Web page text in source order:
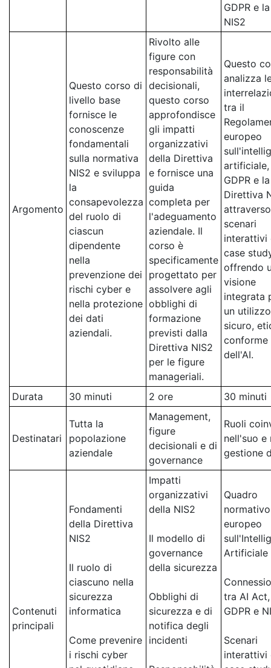
GDPR e la
NIS2
Argomento
Questo corso di
livello base
fornisce le
conoscenze
fondamentali
sulla normativa
NIS2 e sviluppa
la
consapevolezza
del ruolo di
ciascun
dipendente
nella
prevenzione dei
rischi cyber e
nella protezione
dei dati
aziendali.
Rivolto alle
figure con
responsabilità
decisionali,
questo corso
approfondisce
gli impatti
organizzativi
della Direttiva
e fornisce una
guida
completa per
l'adeguamento
aziendale. Il
corso è
specificamente
progettato per
assolvere agli
obblighi di
formazione
previsti dalla
Direttiva NIS2
per le figure
manageriali.
Questo
analizza
tra il
europeo
GDPR e la
Direttiva
attraverso
scenari
interattivi
case
offrendo
visione
integrata
un utilizzo
sicuro,
conforme
dell'AI.
Durata 30 minuti 2 ore 30 minuti
Destinatari
Tutta la
popolazione
aziendale
Management,
figure
decisionali e di
governance
Ruoli
nell'suo e
gestione
Contenuti
principali
Fondamenti
della Direttiva
NIS2
Il ruolo di
ciascuno nella
sicurezza
informatica
Come prevenire
i rischi cyber
Impatti
organizzativi
della NIS2
Il modello di
governance
della sicurezza
Obblighi di
sicurezza e di
notifica degli
incidenti
Quadro
normativo
europeo
Artificiale
tra AI Act,
GDPR e
Scenari
interattivi